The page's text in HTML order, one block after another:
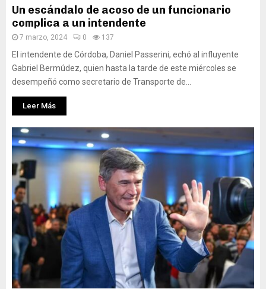
Un escándalo de acoso de un funcionario
complica a un intendente
7 marzo, 2024 0 137
El intendente de Córdoba, Daniel Passerini, echó al influyente
Gabriel Bermúdez, quien hasta la tarde de este miércoles se
desempeñó como secretario de Transporte de...
Leer Más